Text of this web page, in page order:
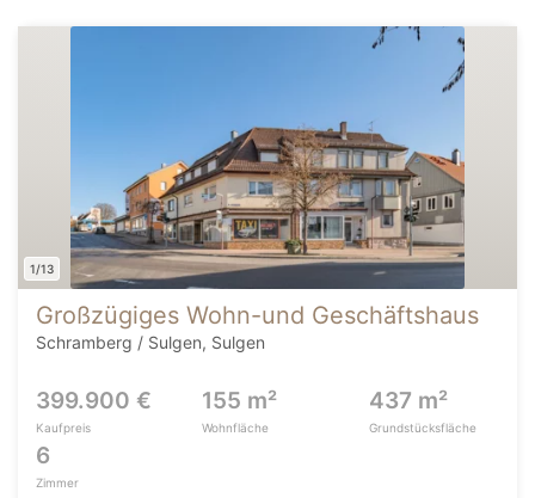
1/13
Großzügiges Wohn-und Geschäftshaus
Schramberg / Sulgen, Sulgen
399.900 €
Kaufpreis
155 m²
Wohnfläche
437 m²
Grundstücksfläche
6
Zimmer